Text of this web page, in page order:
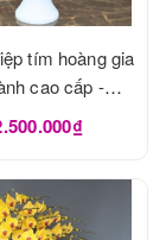
tím hoàng gia
cao cấp -